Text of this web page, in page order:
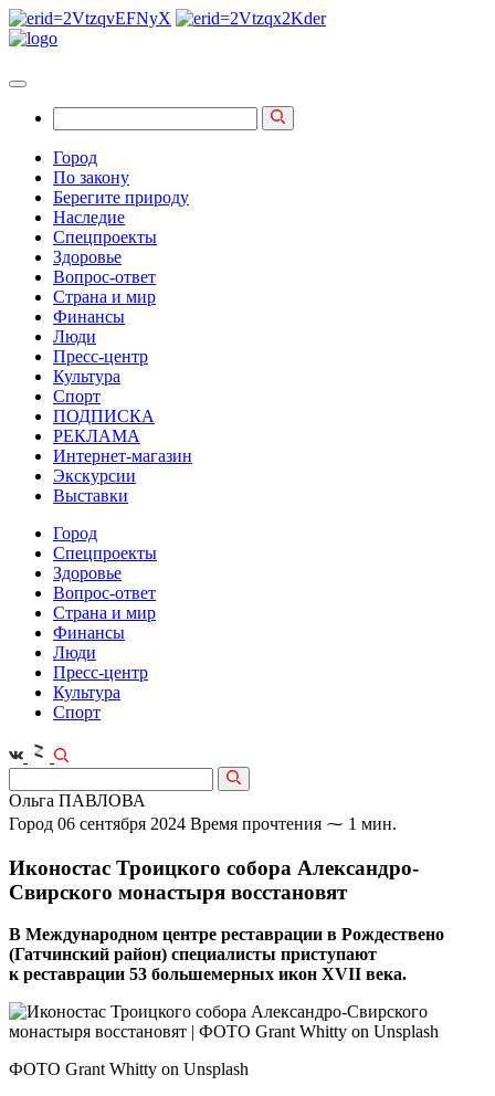
Город
По закону
Берегите природу
Наследие
Спецпроекты
Здоровье
Вопрос-ответ
Страна и мир
Финансы
Люди
Пресс-центр
Культура
Спорт
ПОДПИСКА
РЕКЛАМА
Интернет-магазин
Экскурсии
Выставки
Город
Спецпроекты
Здоровье
Вопрос-ответ
Страна и мир
Финансы
Люди
Пресс-центр
Культура
Спорт
Ольга ПАВЛОВА
Город 06 сентября 2024 Время прочтения ⁓ 1 мин.
Иконостас Троицкого собора Александро-
Свирского монастыря восстановят
В Международном центре реставрации в Рождествено
(Гатчинский район) специалисты приступают
к реставрации 53 большемерных икон XVII века.
ФОТО Grant Whitty on Unsplash